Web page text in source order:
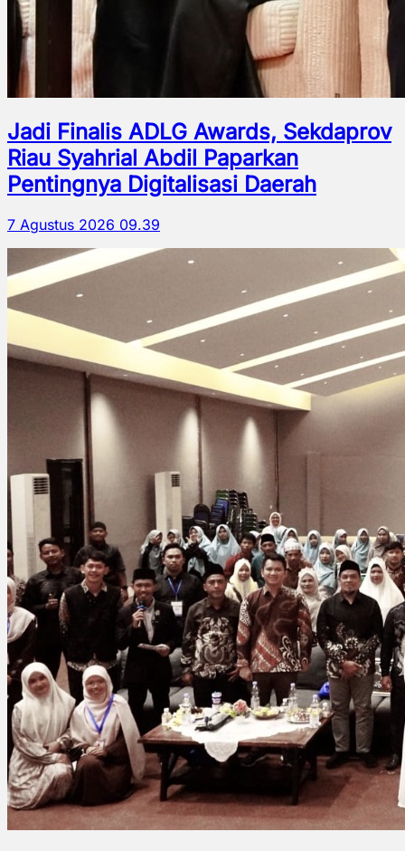
Jadi Finalis ADLG Awards, Sekdaprov
Riau Syahrial Abdil Paparkan
Pentingnya Digitalisasi Daerah
7 Agustus 2026 09.39